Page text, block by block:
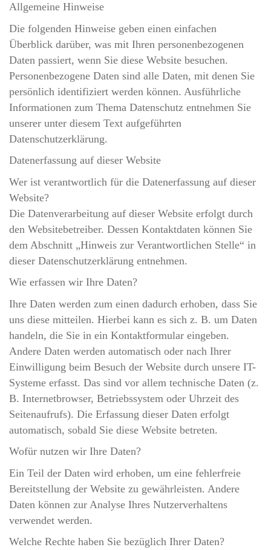
Allgemeine Hinweise
Die folgenden Hinweise geben einen einfachen
Überblick darüber, was mit Ihren personenbezogenen
Daten passiert, wenn Sie diese Website besuchen.
Personenbezogene Daten sind alle Daten, mit denen Sie
persönlich identifiziert werden können. Ausführliche
Informationen zum Thema Datenschutz entnehmen Sie
unserer unter diesem Text aufgeführten
Datenschutzerklärung.
Datenerfassung auf dieser Website
Wer ist verantwortlich für die Datenerfassung auf dieser
Website?
Die Datenverarbeitung auf dieser Website erfolgt durch
den Websitebetreiber. Dessen Kontaktdaten können Sie
dem Abschnitt „Hinweis zur Verantwortlichen Stelle“ in
dieser Datenschutzerklärung entnehmen.
Wie erfassen wir Ihre Daten?
Ihre Daten werden zum einen dadurch erhoben, dass Sie
uns diese mitteilen. Hierbei kann es sich z. B. um Daten
handeln, die Sie in ein Kontaktformular eingeben.
Andere Daten werden automatisch oder nach Ihrer
Einwilligung beim Besuch der Website durch unsere IT-
Systeme erfasst. Das sind vor allem technische Daten (z.
B. Internetbrowser, Betriebssystem oder Uhrzeit des
Seitenaufrufs). Die Erfassung dieser Daten erfolgt
automatisch, sobald Sie diese Website betreten.
Wofür nutzen wir Ihre Daten?
Ein Teil der Daten wird erhoben, um eine fehlerfreie
Bereitstellung der Website zu gewährleisten. Andere
Daten können zur Analyse Ihres Nutzerverhaltens
verwendet werden.
Welche Rechte haben Sie bezüglich Ihrer Daten?